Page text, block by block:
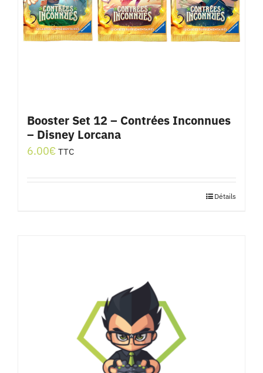
Booster Set 12 – Contrées Inconnues
– Disney Lorcana
6.00€ TTC
Détails